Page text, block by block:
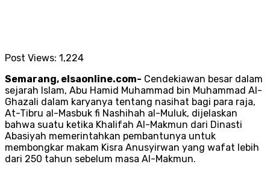
Post Views: 1,224
Semarang, elsaonline.com- Cendekiawan besar dalam
sejarah Islam, Abu Hamid Muhammad bin Muhammad Al-
Ghazali dalam karyanya tentang nasihat bagi para raja,
At-Tibru al-Masbuk fi Nashihah al-Muluk, dijelaskan
bahwa suatu ketika Khalifah Al-Makmun dari Dinasti
Abasiyah memerintahkan pembantunya untuk
membongkar makam Kisra Anusyirwan yang wafat lebih
dari 250 tahun sebelum masa Al-Makmun.